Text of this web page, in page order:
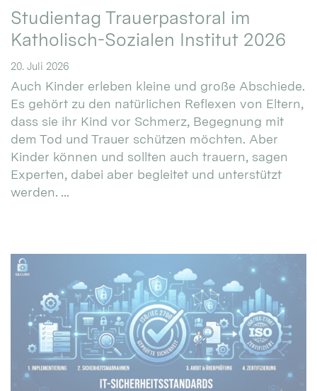
Studientag Trauerpastoral im
Katholisch-Sozialen Institut 2026
20. Juli 2026
Auch Kinder erleben kleine und große Abschiede.
Es gehört zu den natürlichen Reflexen von Eltern,
dass sie ihr Kind vor Schmerz, Begegnung mit
dem Tod und Trauer schützen möchten. Aber
Kinder können und sollten auch trauern, sagen
Experten, dabei aber begleitet und unterstützt
werden. ...